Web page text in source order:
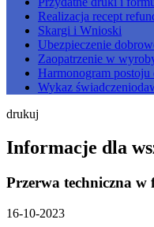
Realizacja recept
Skargi i Wnioski
Ubezpieczenie
Zaopatrzenie w
Harmonogram postoju
Wykaz
drukuj
Informacje dla
Przerwa techniczna
16-10-2023